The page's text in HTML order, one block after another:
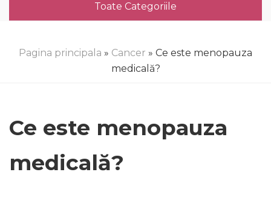
Toate Categoriile
Pagina principala » Cancer » Ce este menopauza
medicală?
Ce este menopauza
medicală?